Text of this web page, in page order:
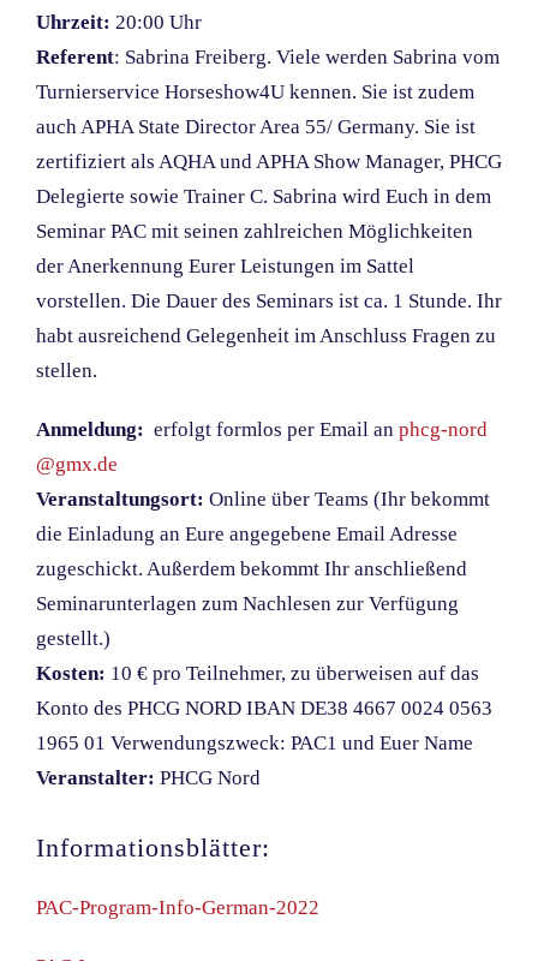
Uhrzeit: 20:00 Uhr
Referent: Sabrina Freiberg. Viele werden Sabrina vom
Turnierservice Horseshow4U kennen. Sie ist zudem
auch APHA State Director Area 55/ Germany. Sie ist
zertifiziert als AQHA und APHA Show Manager, PHCG
Delegierte sowie Trainer C. Sabrina wird Euch in dem
Seminar PAC mit seinen zahlreichen Möglichkeiten
der Anerkennung Eurer Leistungen im Sattel
vorstellen. Die Dauer des Seminars ist ca. 1 Stunde. Ihr
habt ausreichend Gelegenheit im Anschluss Fragen zu
stellen.
Anmeldung: erfolgt formlos per Email an phcg-nord
@gmx.de
Veranstaltungsort: Online über Teams (Ihr bekommt
die Einladung an Eure angegebene Email Adresse
zugeschickt. Außerdem bekommt Ihr anschließend
Seminarunterlagen zum Nachlesen zur Verfügung
gestellt.)
Kosten: 10 € pro Teilnehmer, zu überweisen auf das
Konto des PHCG NORD IBAN DE38 4667 0024 0563
1965 01 Verwendungszweck: PAC1 und Euer Name
Veranstalter: PHCG Nord
Informationsblätter:
PAC-Program-Info-German-2022